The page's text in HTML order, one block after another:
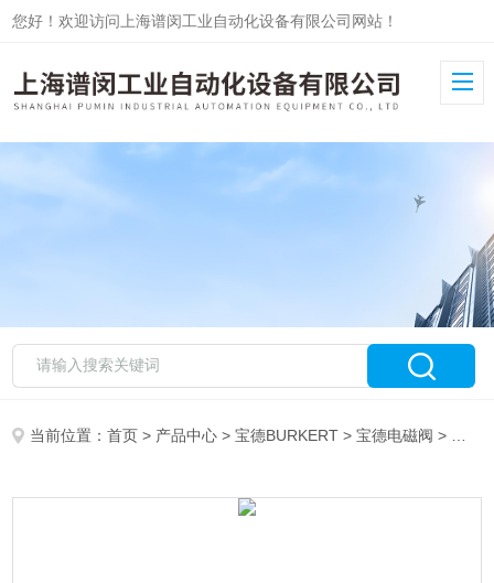
您好！欢迎访问上海谱闵工业自动化设备有限公司网站！
当前位置：首页 > 产品中心 >宝德BURKERT >宝德电磁阀 > 宝德BURKERT电磁阀00058716低价正品